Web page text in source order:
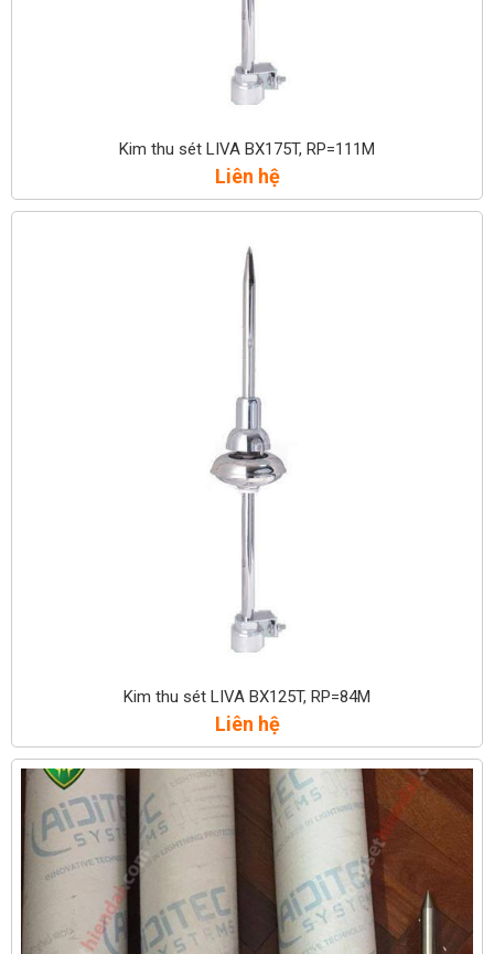
Kim thu sét LIVA BX175T, RP=111M
Liên hệ
Kim thu sét LIVA BX125T, RP=84M
Liên hệ